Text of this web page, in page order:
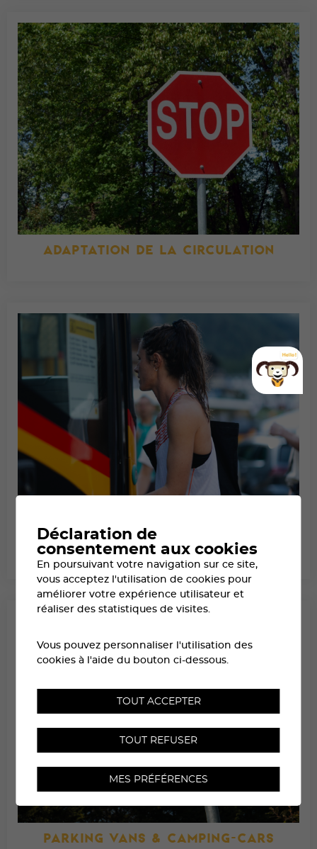
ADAPTATION DE LA CIRCULATION
REDESCENDRE DE ZINAL
RETOUR ZINAL → SIERRE DÈS 12H
PARKING VANS & CAMPING-CARS
Déclaration de
consentement aux cookies
En poursuivant votre navigation sur ce site,
vous acceptez l'utilisation de cookies pour
améliorer votre expérience utilisateur et
réaliser des statistiques de visites.
Vous pouvez personnaliser l'utilisation des
cookies à l'aide du bouton ci-dessous.
TOUT ACCEPTER
TOUT REFUSER
MES PRÉFÉRENCES